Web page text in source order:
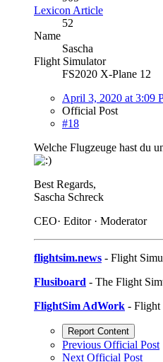
Lexicon Article
52
Name
Sascha
Flight Simulator
FS2020 X-Plane 12
April 3, 2020 at 3:09
Official Post
#18
Welche Flugzeuge hast du
Best Regards,
Sascha Schreck
CEO· Editor · Moderator
flightsim.news - Flight
Flusiboard - The Flight
FlightSim AdWork - Flight
Report Content
Previous Official Post
Next Official Post